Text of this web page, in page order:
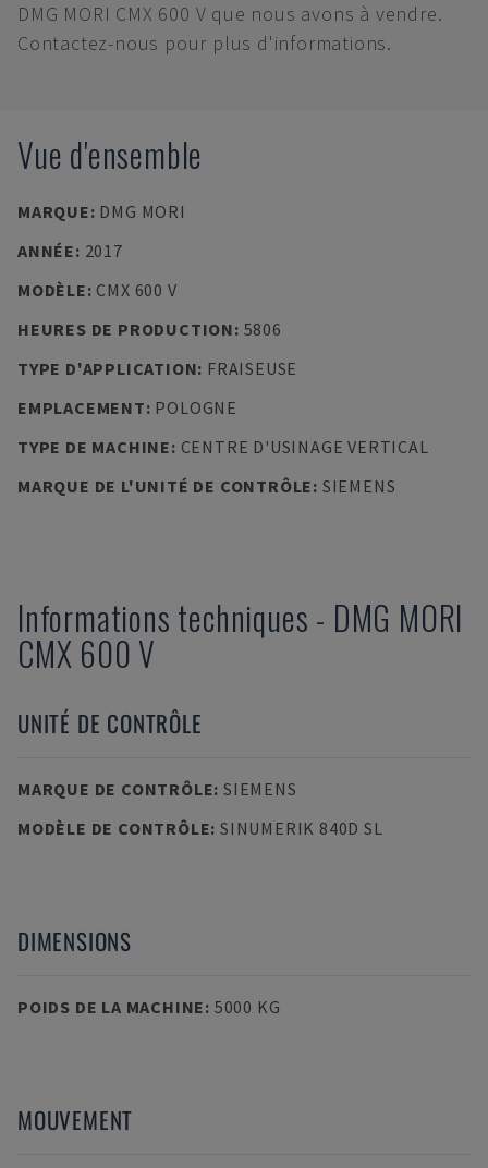
DMG MORI CMX 600 V que nous avons à vendre.
Contactez-nous pour plus d'informations.
Vue d'ensemble
MARQUE: DMG MORI
ANNÉE: 2017
MODÈLE: CMX 600 V
HEURES DE PRODUCTION: 5806
TYPE D'APPLICATION: FRAISEUSE
EMPLACEMENT: POLOGNE
TYPE DE MACHINE: CENTRE D'USINAGE VERTICAL
MARQUE DE L'UNITÉ DE CONTRÔLE: SIEMENS
Informations techniques - DMG MORI
CMX 600 V
UNITÉ DE CONTRÔLE
MARQUE DE CONTRÔLE: SIEMENS
MODÈLE DE CONTRÔLE: SINUMERIK 840D SL
DIMENSIONS
POIDS DE LA MACHINE: 5000 KG
MOUVEMENT